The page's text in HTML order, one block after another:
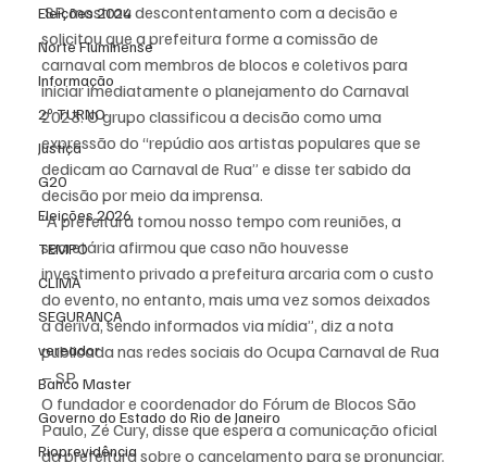
Eleições 2024
Norte Fluminense
Informação
2º TURNO
Justiça
G20
Eleições 2026
TEMPO
CLIMA
SEGURANÇA
vereador
Banco Master
Governo do Estado do Rio de Janeiro
Rioprevidência
SP, mostrou descontentamento com a decisão e
solicitou que a prefeitura forme a comissão de
carnaval com membros de blocos e coletivos para
iniciar imediatamente o planejamento do Carnaval
2023. O grupo classificou a decisão como uma
expressão do “repúdio aos artistas populares que se
dedicam ao Carnaval de Rua” e disse ter sabido da
decisão por meio da imprensa.
“A prefeitura tomou nosso tempo com reuniões, a
secretária afirmou que caso não houvesse
investimento privado a prefeitura arcaria com o custo
do evento, no entanto, mais uma vez somos deixados
a deriva, sendo informados via mídia”, diz a nota
publicada nas redes sociais do Ocupa Carnaval de Rua
– SP.
O fundador e coordenador do Fórum de Blocos São
Paulo, Zé Cury, disse que espera a comunicação oficial
da prefeitura sobre o cancelamento para se pronunciar.